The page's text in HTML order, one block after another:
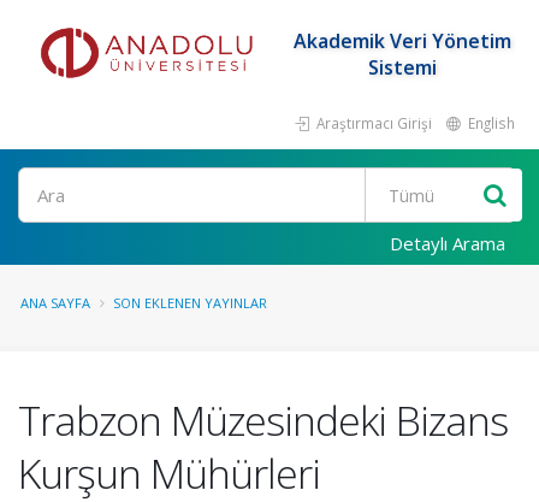
Akademik Veri Yönetim
Sistemi
Araştırmacı Girişi English
Ara
Detaylı Arama
ANA SAYFA SON EKLENEN YAYINLAR
Trabzon Müzesindeki Bizans
Kurşun Mühürleri